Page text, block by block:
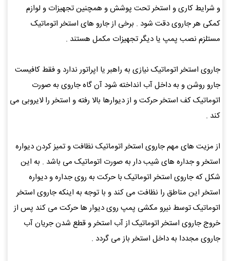
و شرایط کاری و استخر تحت پوشش و همچنین تجهیزات و لوازم
کمکی هر جاروی دقت شود . برخی از جارو های استخر اتوماتیک
مستلزم نصب پمپ یا دیگر تجهیزات مکمل هستند .
جاروی استخر اتوماتیک نیازی به راهبر یا اپراتور ندارد و فقط کافیست
جارو روشن و به داخل آب انداخته شود آن گاه جاروی به صورت
اتوماتیک کف استخر حرکت و از دیوارها بالا رفته و استخر را لایروبی می
کند .
از مزیت های مهم جاروی استخر اتوماتیک نظافت و تمیز کردن دیواره
استخر و جداره های شیب دار به صورت اتوماتیک می باشد . به این
شکل که جاروی استخر اتوماتیک با حرکت به روی جداره و دیواره
استخر این مناطق را نظافت می کند و با توجه به اینکه جاروی استخر
اتوماتیک توسط نیرو مکشی پمپ روی دیوار ها حرکت می کند پس از
خروج جاروی استخر اتوماتیک از آب استخر و قطع شدن جریان آب
جاروی مجددا به داخل استخر باز می گردد .